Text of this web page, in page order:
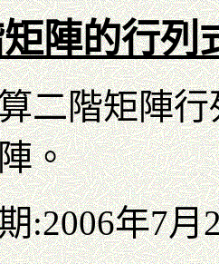
陣的行列
二階矩陣
。
:2006年7月